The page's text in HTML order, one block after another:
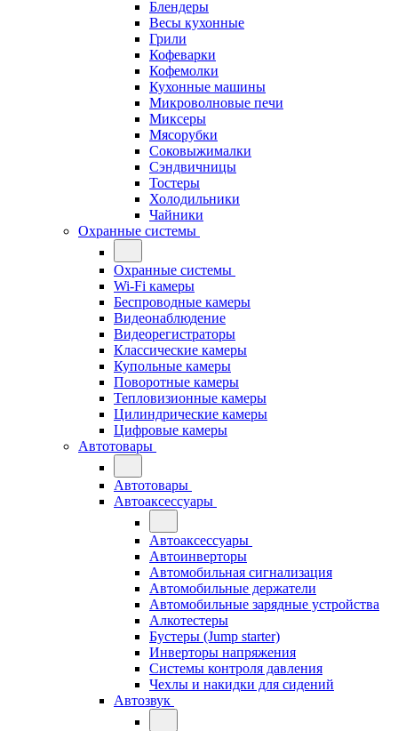
Блендеры
Весы кухонные
Грили
Кофеварки
Кофемолки
Кухонные машины
Микроволновые печи
Миксеры
Мясорубки
Соковыжималки
Сэндвичницы
Тостеры
Холодильники
Чайники
Охранные системы
Охранные системы
Wi-Fi камеры
Беспроводные камеры
Видеонаблюдение
Видеорегистраторы
Классические камеры
Купольные камеры
Поворотные камеры
Тепловизионные камеры
Цилиндрические камеры
Цифровые камеры
Автотовары
Автотовары
Автоаксессуары
Автоаксессуары
Автоинверторы
Автомобильная сигнализация
Автомобильные держатели
Автомобильные зарядные устройства
Алкотестеры
Бустеры (Jump starter)
Инверторы напряжения
Системы контроля давления
Чехлы и накидки для сидений
Автозвук